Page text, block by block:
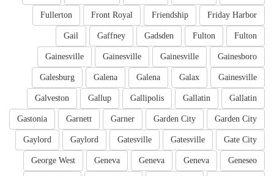
Friday Harbor
Friendship
Front Royal
Fullerton
Fulton
Fulton
Gadsden
Gaffney
Gail
Gainesboro
Gainesville
Gainesville
Gainesville
Gainesville
Galax
Galena
Galena
Galesburg
Gallatin
Gallatin
Gallipolis
Gallup
Galveston
Garden City
Garden City
Garner
Garnett
Gastonia
Gate City
Gatesville
Gatesville
Gaylord
Gaylord
Geneseo
Geneva
Geneva
Geneva
George West